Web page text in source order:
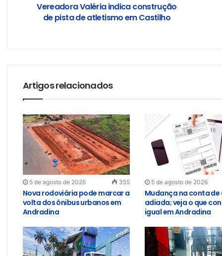
Vereadora Valéria indica construção
de pista de atletismo em Castilho
Artigos relacionados
5 de agosto de 2026 355
Nova rodoviária pode marcar a
volta dos ônibus urbanos em
Andradina
5 de agosto de 2026
Mudança na conta de
adiada; veja o que
igual em Andradina